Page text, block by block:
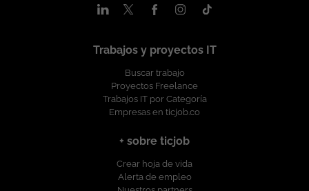
Trabajos y proyectos IT
Buscar trabajo
Proyectos Freelance
Trabajos IT por Categoría
Empresas en ticjob.co
+ sobre ticjob
Crear hoja de vida
Alerta de empleo